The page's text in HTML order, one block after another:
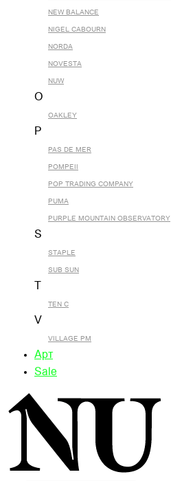
NEW BALANCE
NIGEL CABOURN
NORDA
NOVESTA
NUW
O
OAKLEY
P
PAS DE MER
POMPEII
POP TRADING COMPANY
PUMA
PURPLE MOUNTAIN OBSERVATORY
S
STAPLE
SUB SUN
TEN C
V
VILLAGE PM
Арт
Sale